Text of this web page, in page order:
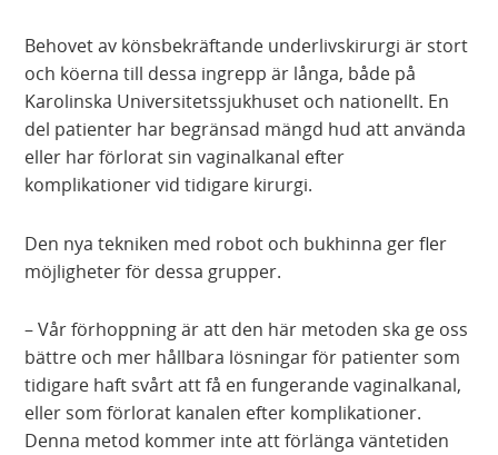
Behovet av könsbekräftande underlivskirurgi är stort
och köerna till dessa ingrepp är långa, både på
Karolinska Universitetssjukhuset och nationellt. En
del patienter har begränsad mängd hud att använda
eller har förlorat sin vaginalkanal efter
komplikationer vid tidigare kirurgi.
Den nya tekniken med robot och bukhinna ger fler
möjligheter för dessa grupper.
– Vår förhoppning är att den här metoden ska ge oss
bättre och mer hållbara lösningar för patienter som
tidigare haft svårt att få en fungerande vaginalkanal,
eller som förlorat kanalen efter komplikationer.
Denna metod kommer inte att förlänga väntetiden